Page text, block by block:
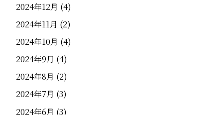
2024年12月 (4)
2024年11月 (2)
2024年10月 (4)
2024年9月 (4)
2024年8月 (2)
2024年7月 (3)
2024年6月 (3)